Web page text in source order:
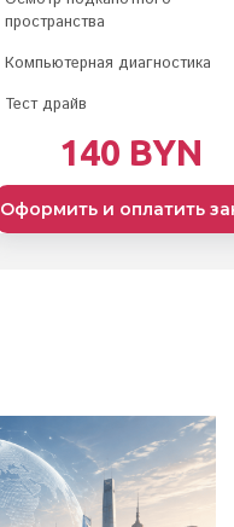
пространства
Компьютерная диагностика
Тест драйв
140 BYN
Оформить и оплатить